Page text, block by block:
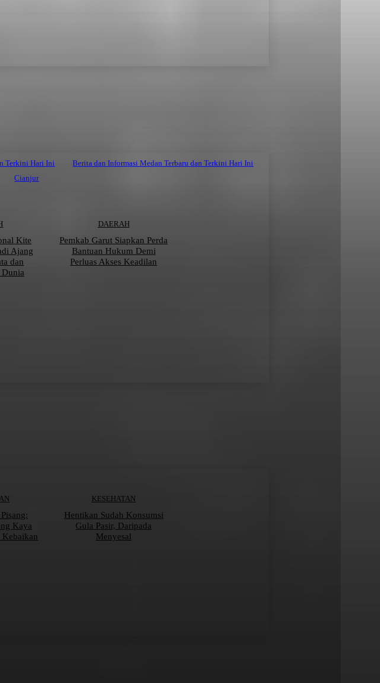
Terkini Hari Ini
Berita dan Informasi Medan Terbaru dan Terkini Hari Ini
Cianjur
Kite
Ajang
dan
Dunia
DAERAH
Pemkab Garut Siapkan Perda
Bantuan Hukum Demi
Perluas Akses Keadilan
Kaya
Kebaikan
KESEHATAN
Hentikan Sudah Konsumsi
Gula Pasir, Daripada
Menyesal